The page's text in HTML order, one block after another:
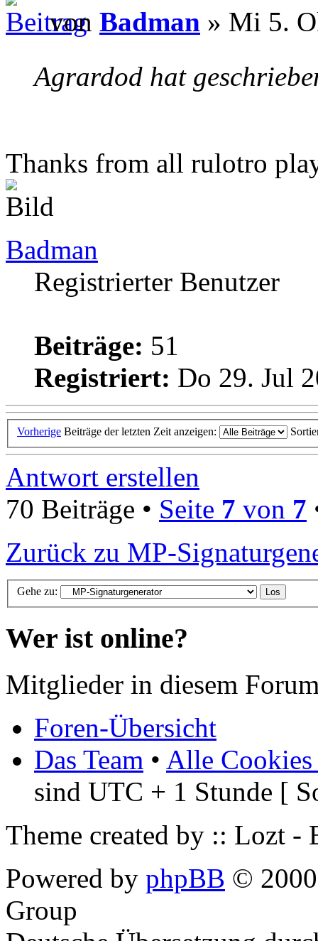
von Badman » Mi 5.
Agrardod hat
Thanks from all rulotro
Badman
Registrierter Benutzer
Beiträge: 51
Registriert: Do 29. Jul
Vorherige Beiträge der letzten Zeit anzeigen:
Antwort erstellen
70 Beiträge • Seite 7 von 7
Zurück zu MP-
Gehe zu:
Wer ist online?
Mitglieder in diesem
Foren-Übersicht
Das Team • Alle Cookies
sind UTC + 1 Stunde [
Theme created by :: Lozt -
Powered by phpBB ©
Group